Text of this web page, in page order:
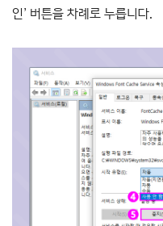
인’ 버튼을 차례로 누릅니다.